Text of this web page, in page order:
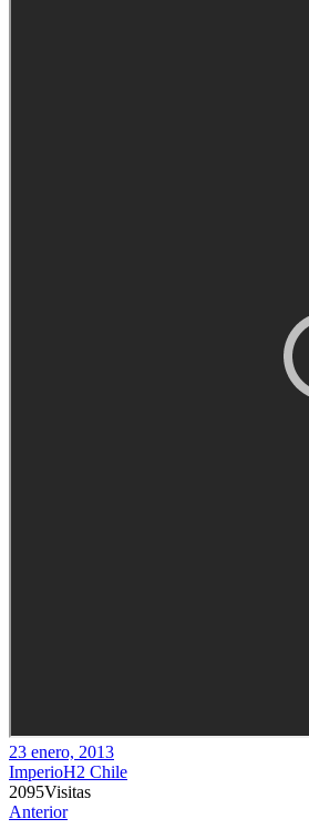
23 enero, 2013
ImperioH2 Chile
2095Visitas
Anterior